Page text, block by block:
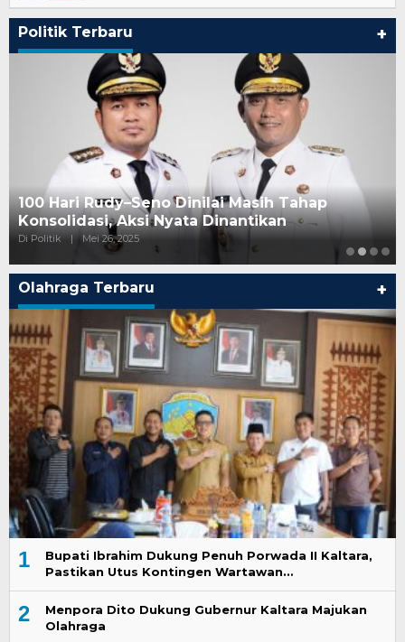
Politik Terbaru +
100 Hari Rudy–Seno Dinilai Masih Tahap
Konsolidasi, Aksi Nyata Dinantikan
Di Politik | Mei 26, 2025
Olahraga Terbaru +
1
Bupati Ibrahim Dukung Penuh Porwada II Kaltara,
Pastikan Utus Kontingen Wartawan…
2
Menpora Dito Dukung Gubernur Kaltara Majukan
Olahraga